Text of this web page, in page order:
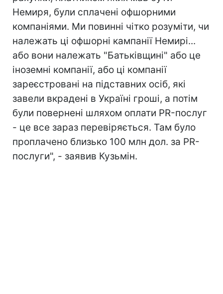
Немиря, були сплачені офшорними
компаніями. Ми повинні чітко розуміти, чи
належать ці офшорні кампанії Немирі...
або вони належать "Батьківщині" або це
іноземні компанії, або ці компанії
зареєстровані на підставних осіб, які
завели вкрадені в Україні гроші, а потім
були повернені шляхом оплати PR-послуг
- це все зараз перевіряється. Там було
проплачено близько 100 млн дол. за PR-
послуги", - заявив Кузьмін.